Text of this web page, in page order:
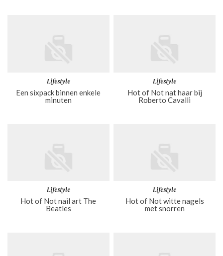
Lifestyle
Een sixpack binnen enkele
minuten
Lifestyle
Hot of Not nat haar bij
Roberto Cavalli
Lifestyle
Hot of Not nail art The
Beatles
Lifestyle
Hot of Not witte nagels
met snorren